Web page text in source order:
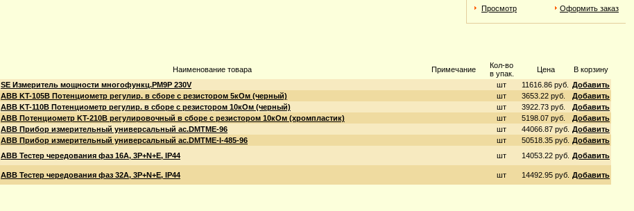
Просмотр Оформить заказ
Наименование товара Примечание
Кол-во
в упак.
Цена
В корзину
SE Измеритель мощности многофункц.PM9P 230V шт 11616.86 руб.
Добавить
ABB KT-105B Потенциометр регулир. в сборе с резистором 5кОм (черный) шт 3653.22 руб.
Добавить
ABB KT-110B Потенциометр регулир. в сборе с резистором 10кОм (черный) шт 3922.73 руб.
Добавить
ABB Потенциометр KT-210B регулировочный в сборе с резистором 10кОм (хромпластик) шт 5198.07 руб.
Добавить
ABB Прибор измерительный универсальный ac.DMTME-96 шт 44066.87 руб. Добавить
ABB Прибор измерительный универсальный ac.DMTME-I-485-96 шт 50518.35 руб. Добавить
ABB Тестер чередования фаз 16А, 3P+N+E, IP44 шт 14053.22 руб. Добавить
ABB Тестер чередования фаз 32А, 3P+N+E, IP44 шт 14492.95 руб. Добавить